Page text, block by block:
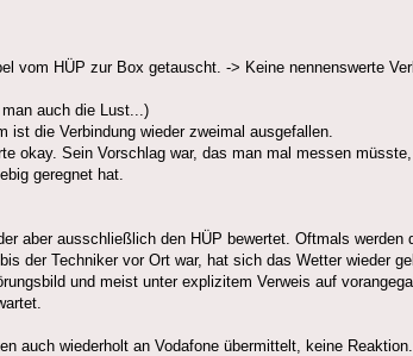
vom HÜP zur Box getauscht. -> Keine nennenswerte
auch die Lust...)
die Verbindung wieder zweimal ausgefallen.
okay. Sein Vorschlag war, das man mal messen
geregnet hat.
aber ausschließlich den HÜP bewertet. Oftmals werden
der Techniker vor Ort war, hat sich das Wetter wieder
und meist unter explizitem Verweis auf
auch wiederholt an Vodafone übermittelt, keine Reaktion.